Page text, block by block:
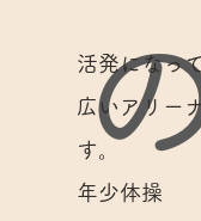
活発になっ
広いアリー
す。
年少体操